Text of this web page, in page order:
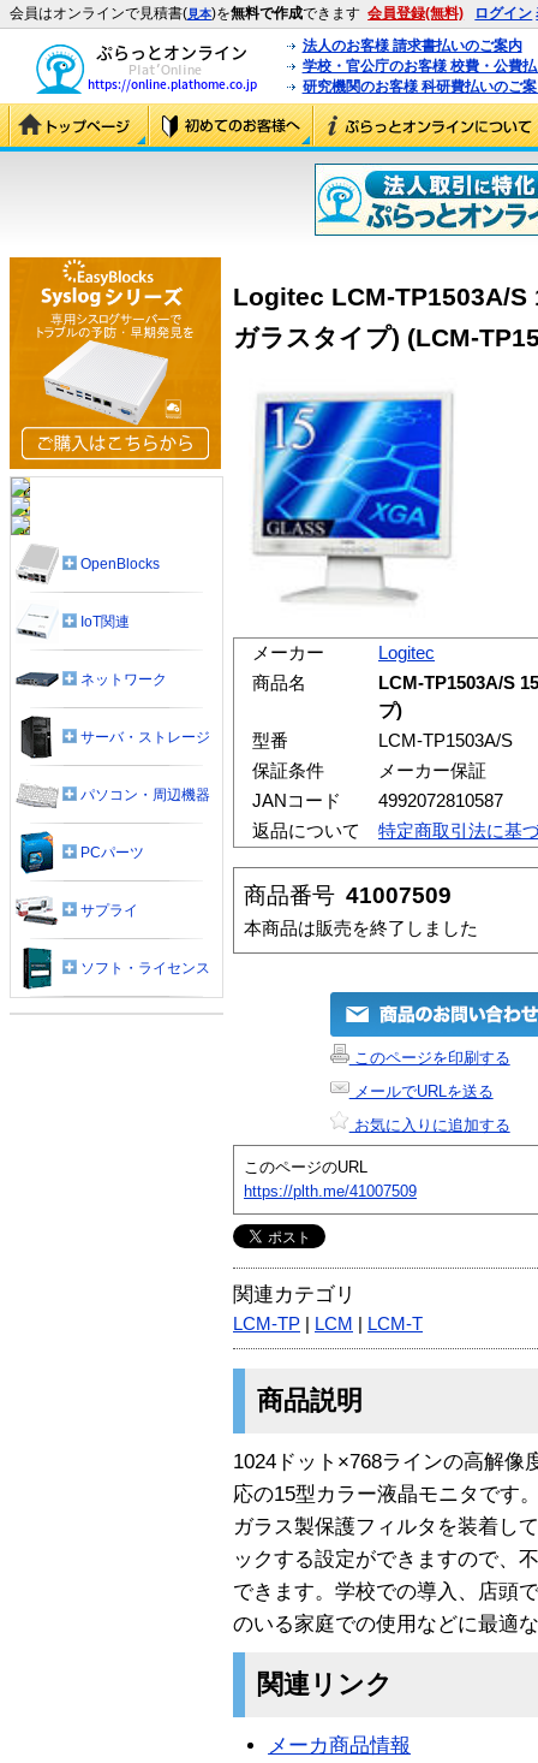
会員はオンラインで見積書(見本)を無料で作成できます 会員登録(無料) ログイン
法人のお客様 請求書払いのご案内
学校・官公庁のお客様 校費・公費
研究機関のお客様 科研費払いのご
Logitec LCM-TP1503A/S
ガラスタイプ) (LCM-
メーカー
Logitec
商品名
LCM-TP1503A/S
プ)
型番
LCM-TP1503A/S
保証条件
メーカー保証
JANコード
4992072810587
返品について
特定商取引法に基
商品番号 41007509
本商品は販売を終了しました
このページを印刷する
メールでURLを送る
お気に入りに追加する
このページのURL
https://plth.me/41007509
関連カテゴリ
LCM-TP LCM LCM-T
商品説明
1024ドット×768ラインの高解像
応の15型カラー液晶モニタです
ガラス製保護フィルタを装着し
ックする設定ができますので、
できます。学校での導入、店頭
のいる家庭での使用などに最適
関連リンク
メーカ商品情報
OpenBlocks
IoT関連
ネットワーク
サーバ・ストレージ
パソコン・周辺機器
PCパーツ
サプライ
ソフト・ライセンス